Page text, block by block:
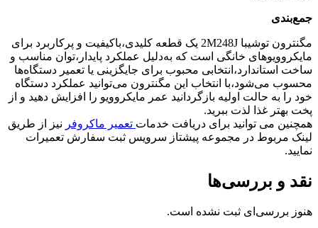
جمع‌بندی
مگنترون توشیبا 2M248J یک قطعه کلیدی،باکیفیت و پرکاربرد برای
مایکروویوهای خانگی است که به‌دلیل عملکرد پایدار،توان مناسب و
ساخت استاندارد،انتخابی محبوب برای جایگزینی یا تعمیر دستگاه‌ها
محسوب می‌شود،با انتخاب این مگنترون می‌توانید عملکرد دستگاه
خود را به حالت اولیه بازگردانید عمر مایکروویو را افزایش دهید و از
پخت بهتر غذا لذت ببرید.
همچنین می توانید برای دریافت خدمات تعمیر ماکروفر نیز از طریق
لینک مربوط در مجموعه پیشتاز سرویس ثبت سفارش تعمیرات
نمایید.
نقد و بررسی‌ها
هنوز بررسی‌ای ثبت نشده است.